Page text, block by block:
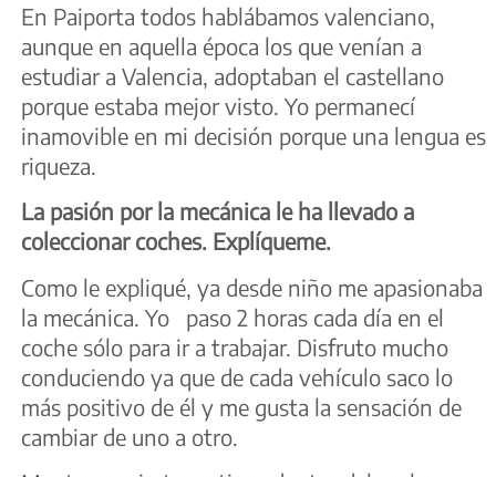
En Paiporta todos hablábamos valenciano,
aunque en aquella época los que venían a
estudiar a Valencia, adoptaban el castellano
porque estaba mejor visto. Yo permanecí
inamovible en mi decisión porque una lengua es
riqueza.
La pasión por la mecánica le ha llevado a
coleccionar coches. Explíqueme.
Como le expliqué, ya desde niño me apasionaba
la mecánica. Yo paso 2 horas cada día en el
coche sólo para ir a trabajar. Disfruto mucho
conduciendo ya que de cada vehículo saco lo
más positivo de él y me gusta la sensación de
cambiar de uno a otro.